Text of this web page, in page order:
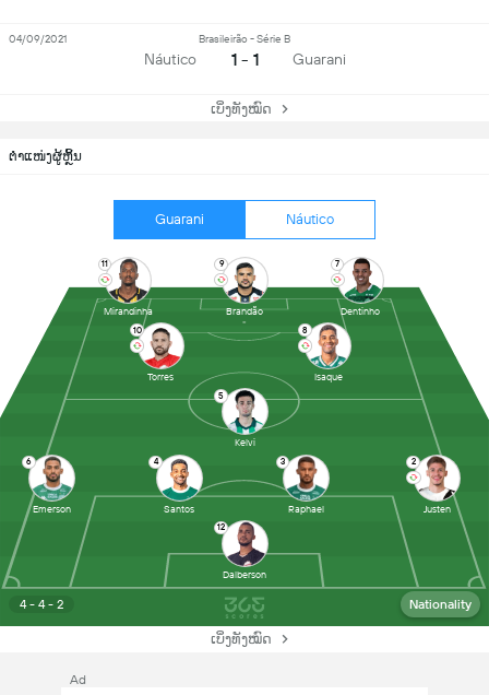
ຕຳແໜ່ງຜູ້ຫຼິ້ນ
Guarani Náutico
4 - 4 - 2 Nationality
12
Dalberson
2
Justen
3
Raphael
4
Santos
6
Emerson
5
Kelvi
8
Isaque
10
Torres
7
Dentinho
9
Brandão
11
Mirandinha
ເບິ່ງທັງໝົດ
Náutico
Brasileirão - Série B
1 - 1 Guarani
04/09/2021
ເບິ່ງທັງໝົດ
Ad